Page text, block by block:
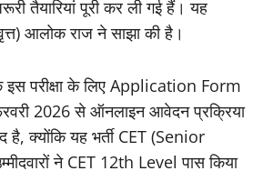
तैयारियां पूरी कर ली गई हैं। यह
आलोक राज ने साझा की है।
इस परीक्षा के लिए Application Form
2026 से ऑनलाइन आवेदन प्रक्रिया
है, क्योंकि यह भर्ती CET (Senior
ने CET 12th Level पास किया